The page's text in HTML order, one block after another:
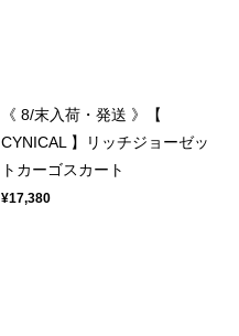
《 8/末入荷・発送 》【
CYNICAL 】リッチジョーゼッ
トカーゴスカート
¥17,380